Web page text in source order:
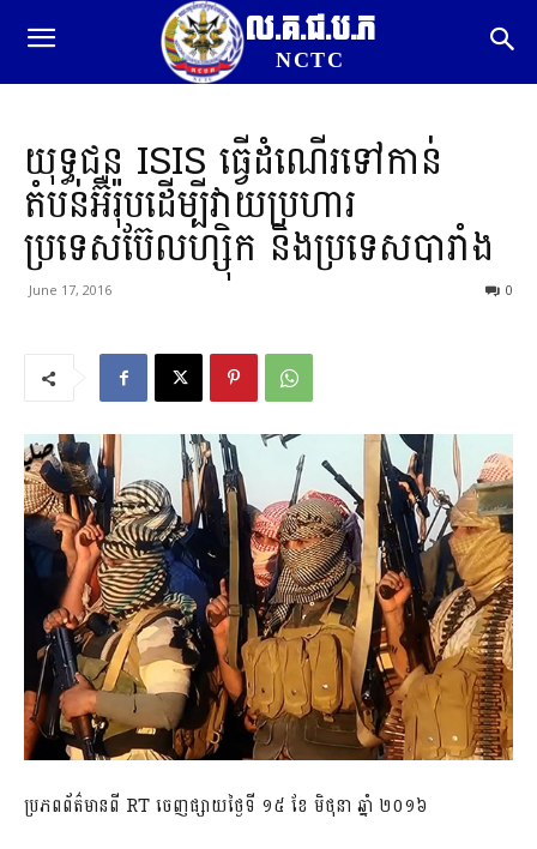
ល.គ.ជ.ប.ភ
NCTC
យុទ្ធជន ISIS ធ្វើដំណើរទៅកាន់
តំបន់អ៊ឺរ៉ុបដើម្បីវាយប្រហារ
ប្រទេសប៊ែលហ្ស៊ិក និងប្រទេសបារាំង
June 17, 2016 0
ប្រភពព័ត៌មានពី RT ចេញផ្សាយថ្ងៃទី ១៥ ខែ មិថុនា ឆ្នាំ ២០១៦